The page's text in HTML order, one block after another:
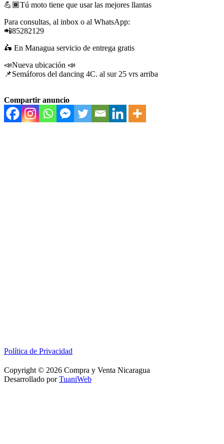
💪🏾Tú moto tiene que usar las mejores llantas
Para consultas, al inbox o al WhatsApp:
📲85282129
🛵 En Managua servicio de entrega gratis
📣Nueva ubicación 📣
📌Semáforos del dancing 4C. al sur 25 vrs arriba
Compartir anuncio
Política de Privacidad
Copyright © 2026 Compra y Venta Nicaragua
Desarrollado porTuaniWeb